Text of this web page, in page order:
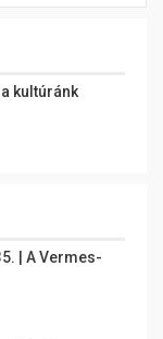
kultúránk
| A Vermes-